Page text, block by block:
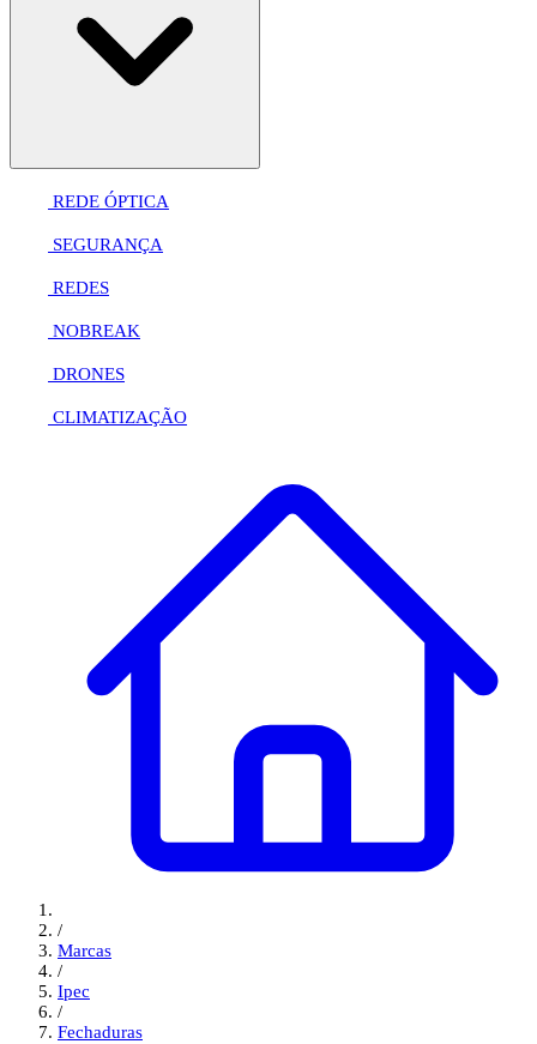
REDE ÓPTICA
SEGURANÇA
REDES
NOBREAK
DRONES
CLIMATIZAÇÃO
/
Marcas
/
Ipec
/
Fechaduras